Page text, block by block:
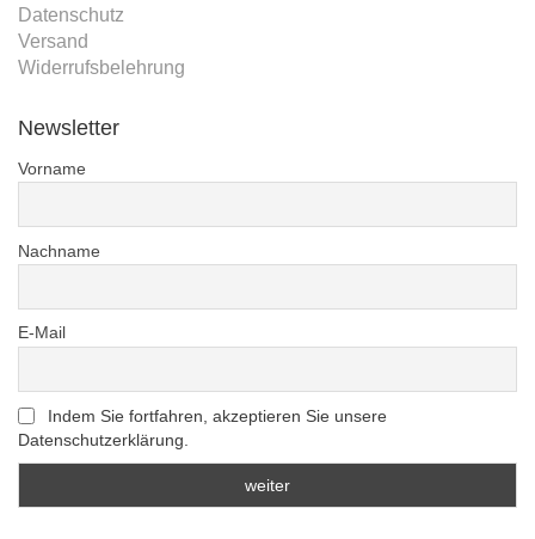
Datenschutz
Versand
Widerrufsbelehrung
Newsletter
Vorname
Nachname
E-Mail
Indem Sie fortfahren, akzeptieren Sie unsere
Datenschutzerklärung.